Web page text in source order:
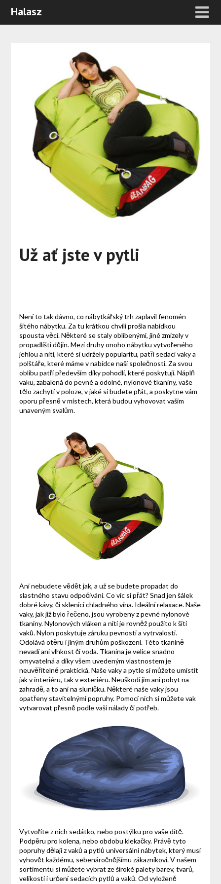
Halasz
Už ať jste v pytli
Není to tak dávno, co nábytkářský trh zaplavil fenomén
šitého nábytku. Za tu krátkou chvíli prošla nabídkou
spousta věcí. Některé se staly oblíbenými, jiné zmizely v
propadlišti dějin. Mezi druhy onoho nábytku vytvořeného
jehlou a nití, které si udržely popularitu, patří sedací vaky a
polštáře, které máme v nabídce naší společnosti. Za svou
oblibu patří především díky pohodlí, které poskytují. Náplň
vaku, zabalená do pevné a odolné, nylonové tkaniny, vaše
tělo zachytí v poloze, v jaké si budete přát, a poskytne vám
oporu přesně v místech, která budou vyhovovat vašim
unaveným svalům.
Ani nebudete vědět jak, a už se budete propadat do
slastného stavu odpočívání. Co víc si přát? Snad jen šálek
dobré kávy, či sklenici chladného vína. Ideální relaxace. Naše
vaky, jak již bylo řečeno, jsou vyrobeny z pevné nylonové
tkaniny. Nylonových vláken a nití je rovněž použito k šití
vaků. Nylon poskytuje záruku pevnosti a vytrvalosti.
Odolává otěru i jiným druhům poškození. Této tkanině
nevadí ani vlhkost či voda. Tkanina je velice snadno
omyvatelná a díky všem uvedeným vlastnostem je
neuvěřitelně praktická. Naše vaky a pytle si můžete umístit
jak v interiéru, tak v exteriéru. Neuškodí jim ani pobyt na
zahradě, a to ani na sluníčku. Některé naše vaky jsou
opatřeny stavitelnými popruhy. Pomocí nich si můžete vak
vytvarovat přesně podle vaší nálady či potřeb.
Vytvoříte z nich sedátko, nebo postýlku pro vaše dítě.
Podpěru pro kolena, nebo obdobu klekačky. Právě tyto
popruhy dělají z vaků a pytlů universální nábytek, který musí
vyhovět každému, sebenáročnějšímu zákazníkovi. V našem
sortimentu si můžete vybrat ze široké palety barev, tvarů,
velikostí i určenísedacích pytlů a vaků. Od vyloženě